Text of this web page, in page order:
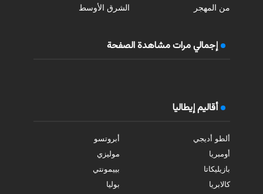
من المهجر الشرق الأوسط
إجمالي مرات مشاهدة الصفحة
أقاليم إيطاليا
ألطو أديجي
أبروتسو
أومبريا
موليزي
بازيليكاتا
بييمونتي
كالابريا
بوليا